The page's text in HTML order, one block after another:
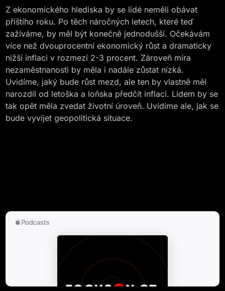
Z ekonomického hlediska by se lidé neměli obávat
příštího roku. Po těch náročných letech, které teď
zažíváme, by měl být konečně jednodušší. Očekávám
více než dvouprocentní ekonomický růst a dramaticky
nižší inflaci v rozmezí 2-3 procent. Zároveň míra
nezaměstnanosti by měla i nadále zůstat nízká.
Uvidíme, jaký bude růst mezd, ale ten by vlastně měl
narozdíl od letoška a loňska předčít inflaci. Lidem by se
tak opět měla zvedat životní úroveň. Uvidíme ale, jak se
bude vyvíjet geopolitická situace.